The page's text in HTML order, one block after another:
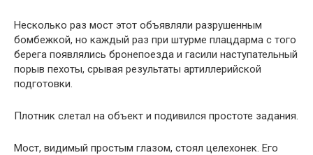
Несколько раз мост этот объявляли разрушенным
бомбежкой, но каждый раз при штурме плацдарма с того
берега появлялись бронепоезда и гасили наступательный
порыв пехоты, срывая результаты артиллерийской
подготовки.
Плотник слетал на объект и подивился простоте задания.
Мост, видимый простым глазом, стоял целехонек. Его